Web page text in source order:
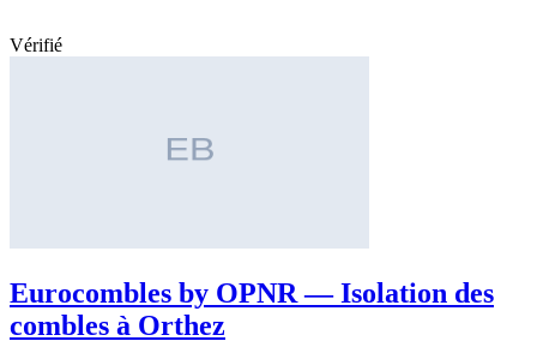
Vérifié
Eurocombles by OPNR — Isolation des
combles à Orthez